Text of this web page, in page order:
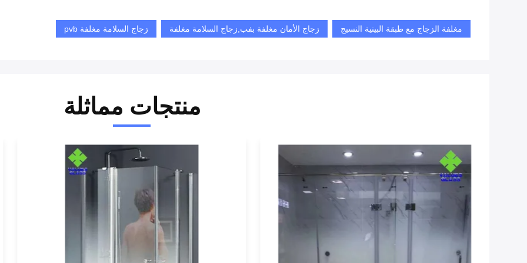
مغلفة الزجاج مع طبقة البينية النسيج زجاج الأمان مغلفة بفب,زجاج السلامة مغلفة زجاج السلامة مغلفة pvb
منتجات مماثلة